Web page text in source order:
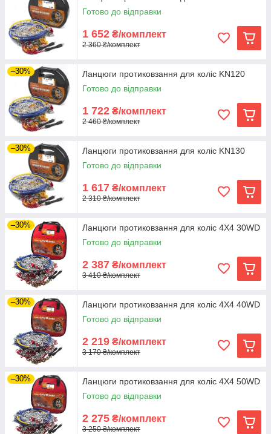
Готово до відправки
1 652 ₴/комплект
2 360 ₴/комплект
–30%
Ланцюги протиковзання для коліс KN120
Готово до відправки
1 722 ₴/комплект
2 460 ₴/комплект
–30%
Ланцюги протиковзання для коліс KN130
Готово до відправки
1 617 ₴/комплект
2 310 ₴/комплект
–30%
Ланцюги протиковзання для коліс 4Х4 30WD
Готово до відправки
2 387 ₴/комплект
3 410 ₴/комплект
–30%
Ланцюги протиковзання для коліс 4Х4 40WD
Готово до відправки
2 219 ₴/комплект
3 170 ₴/комплект
–30%
Ланцюги протиковзання для коліс 4Х4 50WD
Готово до відправки
2 275 ₴/комплект
3 250 ₴/комплект